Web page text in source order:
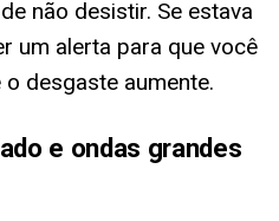
não desistir. Se estava
um alerta para que você
desgaste aumente.
e ondas grandes